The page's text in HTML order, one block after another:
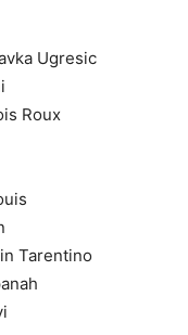
Ugresic
Roux
Tarentino